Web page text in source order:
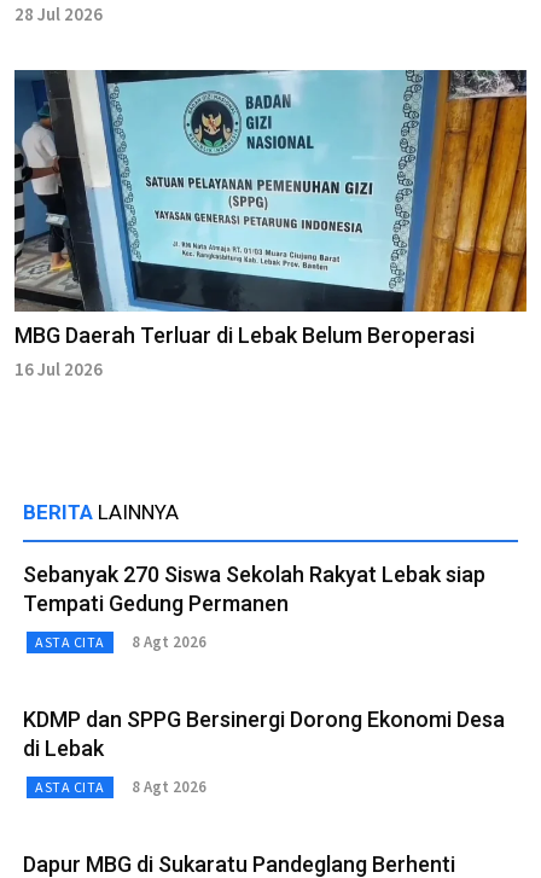
28 Jul 2026
MBG Daerah Terluar di Lebak Belum Beroperasi
16 Jul 2026
BERITA LAINNYA
Sebanyak 270 Siswa Sekolah Rakyat Lebak siap
Tempati Gedung Permanen
ASTA CITA 8 Agt 2026
KDMP dan SPPG Bersinergi Dorong Ekonomi Desa
di Lebak
ASTA CITA 8 Agt 2026
Dapur MBG di Sukaratu Pandeglang Berhenti